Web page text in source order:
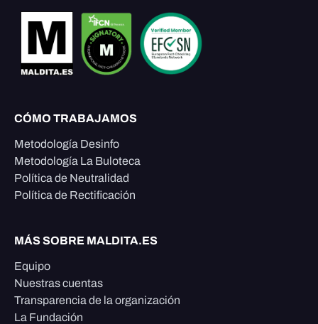
CÓMO TRABAJAMOS
Metodología Desinfo
Metodología La Buloteca
Política de Neutralidad
Política de Rectificación
MÁS SOBRE MALDITA.ES
Equipo
Nuestras cuentas
Transparencia de la organización
La Fundación